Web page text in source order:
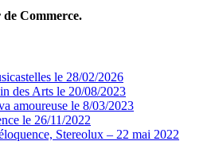
Commerce.
le 28/02/2026
des Arts le 20/08/2023
amoureuse le 8/03/2023
le 26/11/2022
Stereolux – 22 mai 2022